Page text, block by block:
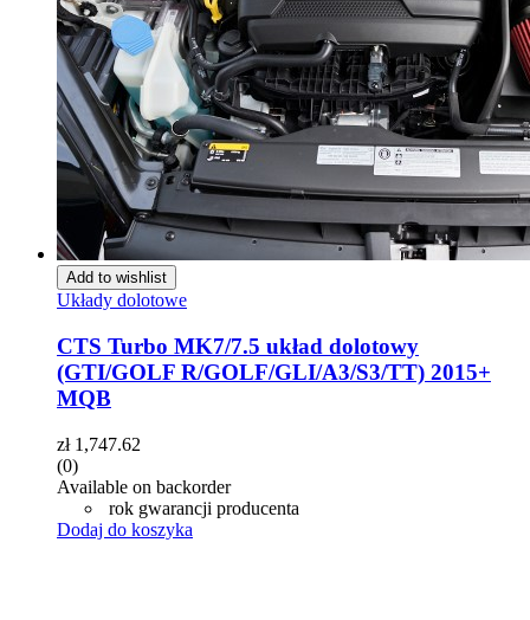
Add to wishlist
Układy dolotowe
CTS Turbo MK7/7.5 układ dolotowy
(GTI/GOLF R/GOLF/GLI/A3/S3/TT) 2015+
MQB
zł1,747.62
(0)
Available on backorder
rok gwarancji producenta
Dodaj do koszyka